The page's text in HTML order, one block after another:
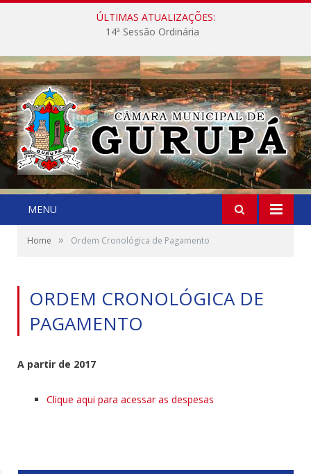
ÚLTIMAS ATUALIZAÇÕES:
14ª Sessão Ordinária
MENU
Home » Ordem Cronológica de Pagamento
ORDEM CRONOLÓGICA DE
PAGAMENTO
A partir de 2017
Clique aqui para acessar as despesas